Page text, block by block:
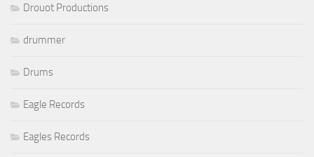
Drouot Productions
drummer
Drums
Eagle Records
Eagles Records